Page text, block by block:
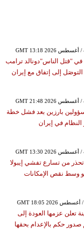
"قتل الناس"دونالد ترامب
إلى إتفاق مع إيران
بارزين بعد فشل خطة
النظام في إيران
تحذر من تسارع تفشي إيبولا
وسط نقص الإمكانات
تعلن عزمها العودة إلى
حكم بالإعدام بحقها